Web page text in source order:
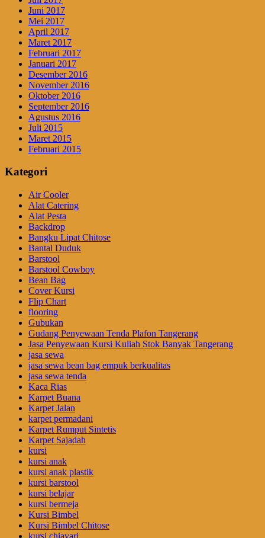
Juni 2017
Mei 2017
April 2017
Maret 2017
Februari 2017
Januari 2017
Desember 2016
November 2016
Oktober 2016
September 2016
Agustus 2016
Juli 2015
Maret 2015
Februari 2015
Kategori
Air Cooler
Alat Catering
Alat Pesta
Backdrop
Bangku Lipat Chitose
Bantal Duduk
Barstool
Barstool Cowboy
Bean Bag
Cover Kursi
Flip Chart
flooring
Gubukan
Gudang Penyewaan Tenda Plafon Tangerang
Jasa Penyewaan Kursi Kuliah Stok Banyak Tangerang
jasa sewa
jasa sewa bean bag empuk berkualitas
jasa sewa tenda
Kaca Rias
Karpet Buana
Karpet Jalan
karpet permadani
Karpet Rumput Sintetis
Karpet Sajadah
kursi
kursi anak
kursi anak plastik
kursi barstool
kursi belajar
kursi bermeja
Kursi Bimbel
Kursi Bimbel Chitose
kursi chiavari